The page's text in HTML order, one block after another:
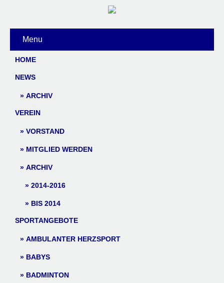
Menu
HOME
NEWS
ARCHIV
VEREIN
VORSTAND
MITGLIED WERDEN
ARCHIV
2014-2016
BIS 2014
SPORTANGEBOTE
AMBULANTER HERZSPORT
BABYS
BADMINTON